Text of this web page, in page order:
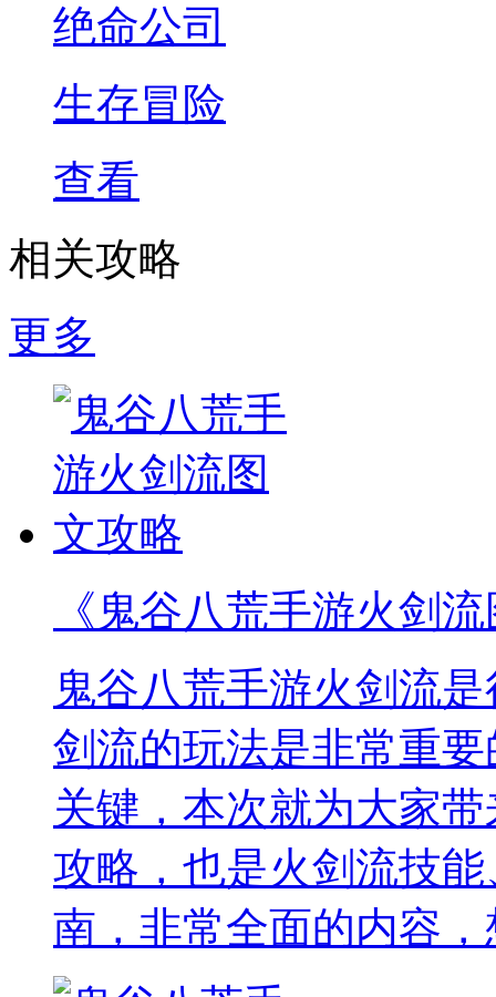
绝命公司
生存冒险
查看
相关攻略
更多
《鬼谷八荒手游火剑
鬼谷八荒手游火剑流
剑流的玩法是非常重
关键，本次就为大家
攻略，也是火剑流技
南，非常全面的内容